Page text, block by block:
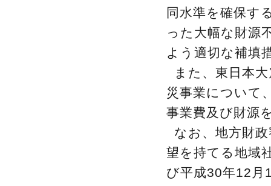
同水準を確保す
った大幅な財源
よう適切な補填
また、東日本
災事業について
事業費及び財源
なお、地方財
望を持てる地域
び平成30年12月